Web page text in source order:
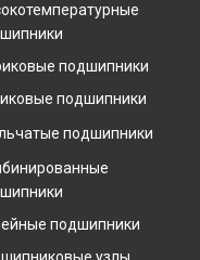
подшипники
подшипники
подшипники
подшипники